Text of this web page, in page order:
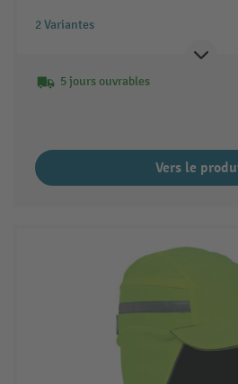
2 Variantes
5 jours ouvrables
Vers le